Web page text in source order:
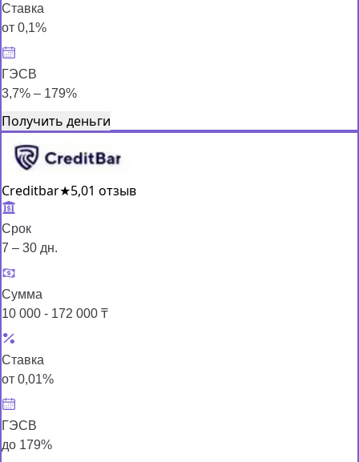
Ставка
от 0,1%
ГЭСВ
3,7% – 179%
Получить деньги
Creditbar★5,01 отзыв
Срок
7 – 30 дн.
Сумма
10 000 - 172 000 ₸
Ставка
от 0,01%
ГЭСВ
до 179%